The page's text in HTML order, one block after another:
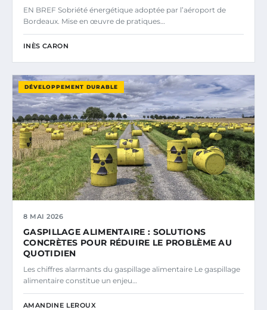
EN BREF Sobriété énergétique adoptée par l’aéroport de
Bordeaux. Mise en œuvre de pratiques…
INÈS CARON
DÉVELOPPEMENT DURABLE
8 MAI 2026
GASPILLAGE ALIMENTAIRE : SOLUTIONS
CONCRÈTES POUR RÉDUIRE LE PROBLÈME AU
QUOTIDIEN
Les chiffres alarmants du gaspillage alimentaire Le gaspillage
alimentaire constitue un enjeu…
AMANDINE LEROUX